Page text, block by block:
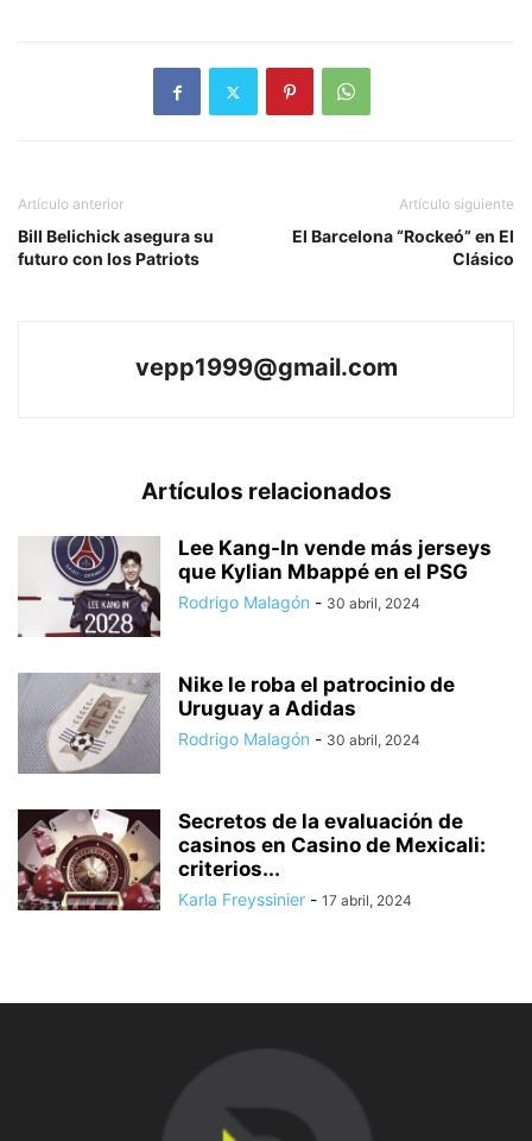
Artículo anterior
Bill Belichick asegura su
futuro con los Patriots
Artículo siguiente
El Barcelona “Rockeó” en El
Clásico
vepp1999@gmail.com
Artículos relacionados
Lee Kang-In vende más jerseys
que Kylian Mbappé en el PSG
Rodrigo Malagón - 30 abril, 2024
Nike le roba el patrocinio de
Uruguay a Adidas
Rodrigo Malagón - 30 abril, 2024
Secretos de la evaluación de
casinos en Casino de Mexicali:
сriterios...
Karla Freyssinier - 17 abril, 2024